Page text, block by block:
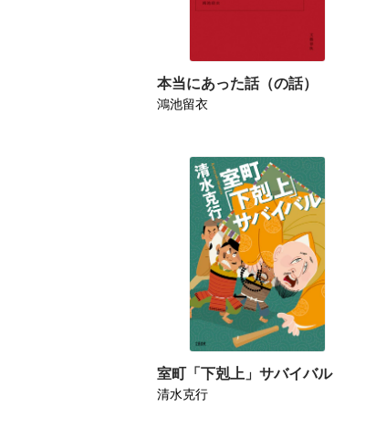
本当にあった話（の話）
鴻池留衣
室町「下剋上」サバイバル
清水克行